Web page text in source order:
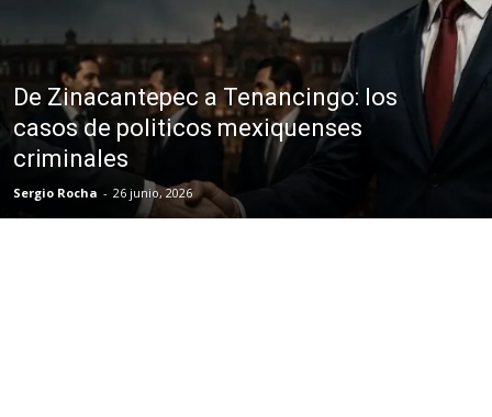
De Zinacantepec a Tenancingo: los
casos de politicos mexiquenses
criminales
Sergio Rocha - 26 junio, 2026